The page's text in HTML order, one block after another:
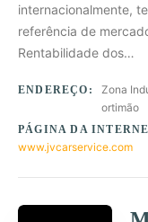
internacionalmente,
referência de
Rentabilidade dos…
ENDEREÇO:
Zona
ortimão
PÁGINA DA
www.jvcarservice.com